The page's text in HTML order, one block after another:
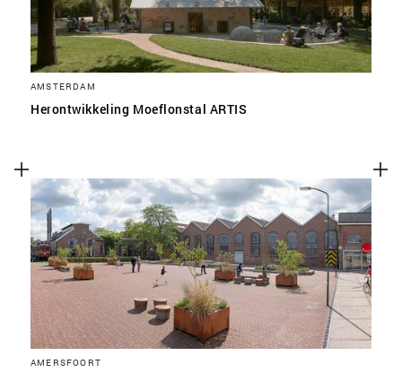
AMSTERDAM
Herontwikkeling Moeflonstal ARTIS
AMERSFOORT